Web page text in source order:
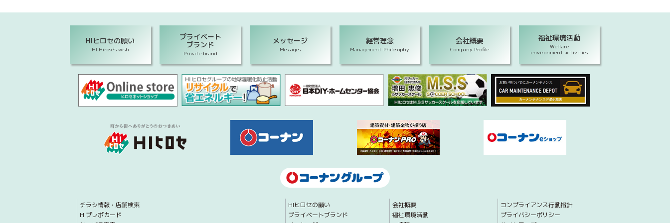
HIヒロセの願い
HI Hirose's wish
プライベート
ブランド
Private brand
メッセージ
Messages
経営理念
Management Philosophy
会社概要
Company Profile
福祉環境活動
Welfare
environment activities
チラシ情報・店舗検索
Hiプレポカード
HIヒロセの願い
プライベートブランド
会社概要
福祉環境活動
コンプライアンス行動指針
プライバシーポリシー